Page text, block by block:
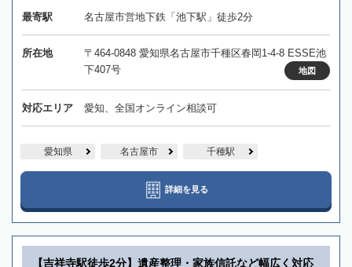
最寄駅 名古屋市営地下鉄「池下駅」徒歩2分
所在地
〒464-0848 愛知県名古屋市千種区春岡1-4-8 ESSE池
下407号
地図
対応エリア 愛知、全国オンライン相談可
愛知県 名古屋市 千種駅
詳細を見る
【吉祥寺駅徒歩2分】遺産整理・家族信託など幅広く対応